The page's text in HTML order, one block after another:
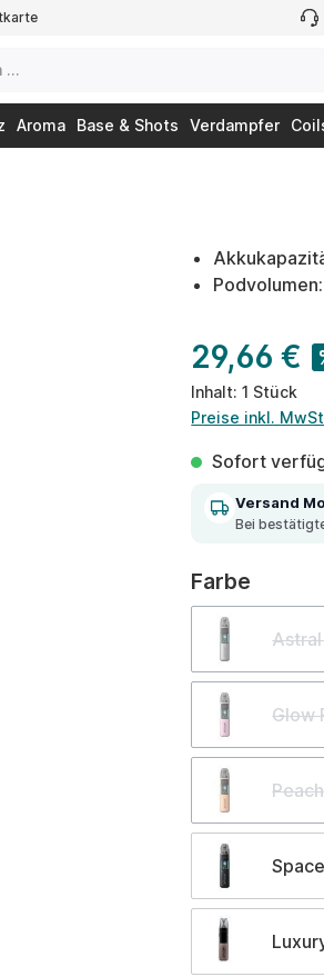
Aroma Base & Shots Verdampfer
29,66 €
Inhalt:1 Stück
Preise inkl.
Sofort
Versand
Bei
Farbe
Glow